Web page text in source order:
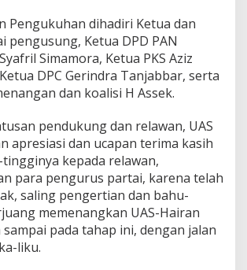
Pengukuhan dihadiri Ketua dan
pengusung, Ketua DPD PAN
Simamora, Ketua PKS Aziz
DPC Gerindra Tanjabbar, serta
dan koalisi H Assek.
pendukung dan relawan, UAS
apresiasi dan ucapan terima kasih
kepada relawan,
para pengurus partai, karena telah
saling pengertian dan bahu-
memenangkan UAS-Hairan
pada tahap ini, dengan jalan
liku.